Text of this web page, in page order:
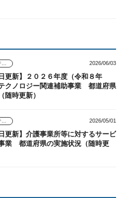
お役立ちコンテンツ 2026/06/03
更新】２０２６年度（令和８年
クノロジー関連補助事業 都道府県
随時更新）
お役立ちコンテンツ 2026/05/01
更新】介護事業所等に対するサービ
業 都道府県の実施状況（随時更